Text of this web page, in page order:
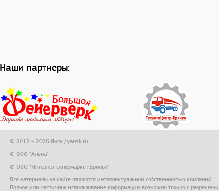
Наши партнеры:
© 2012 – 2026 Янск / yansk.ru
© ООО "Альма"
© ООО "Интернет супермаркет Брянск"
Все материалы на сайте являются интеллектуальной собственностью компаний.
Полное или частичное использование информации возможно только с